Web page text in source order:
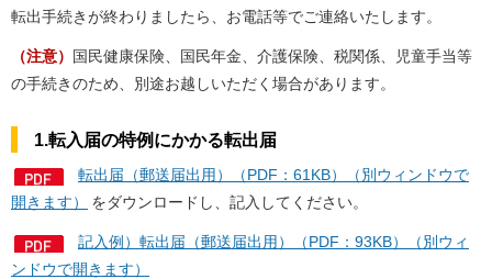
転出手続きが終わりましたら、お電話等でご連絡いたします。
（注意）
国民健康保険、国民年金、介護保険、税関係、児童手当等
の手続きのため、別途お越しいただく場合があります。
1.転入届の特例にかかる転出届
転出届（郵送届出用）（PDF：61KB）（別ウィンドウで
開きます）
をダウンロードし、記入してください。
記入例）転出届（郵送届出用）（PDF：93KB）（別ウィ
ンドウで開きます）